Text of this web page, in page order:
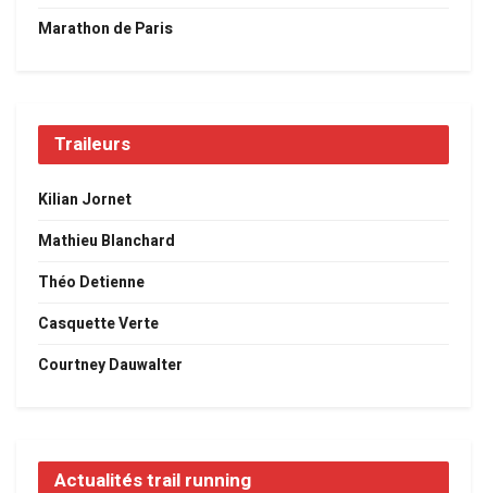
Marathon de Paris
Traileurs
Kilian Jornet
Mathieu Blanchard
Théo Detienne
Casquette Verte
Courtney Dauwalter
Actualités trail running